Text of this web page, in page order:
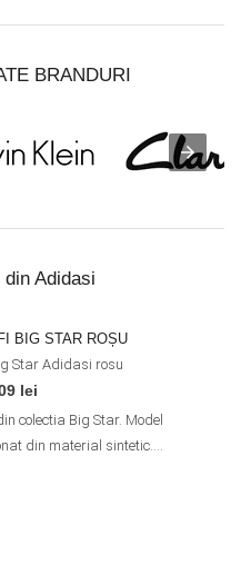
BRANDURI
Adidasi
BIG STAR ROȘU
Star Adidasi rosu
lei
colectia Big Star. Model
din material sintetic....